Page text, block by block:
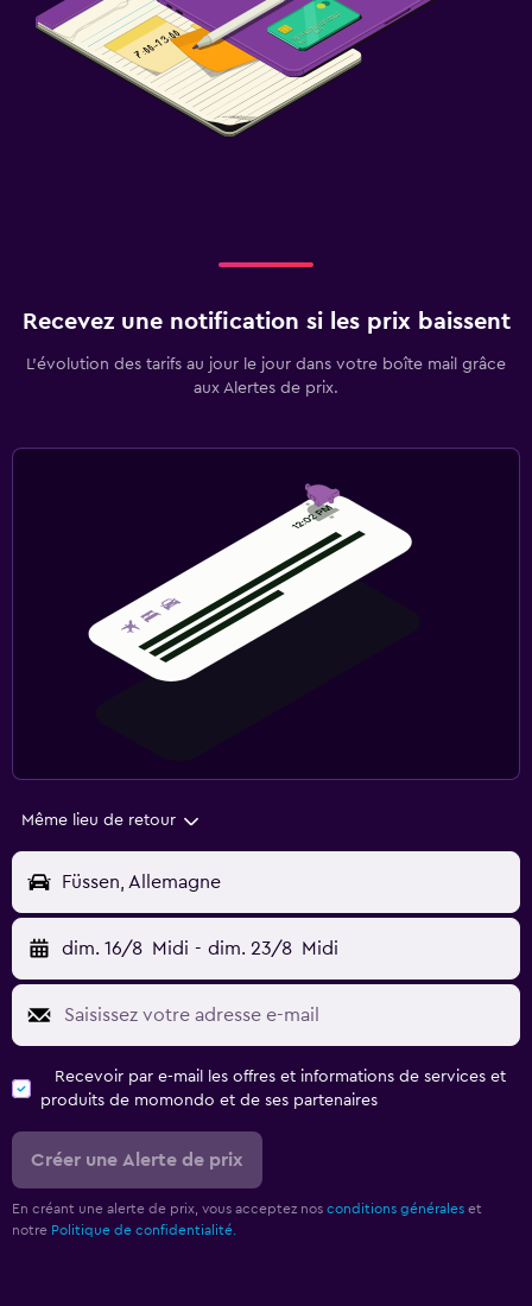
Recevez une notification si les prix baissent
L’évolution des tarifs au jour le jour dans votre boîte mail grâce
aux Alertes de prix.
Même lieu de retour
Füssen, Allemagne
dim. 16/8 Midi - dim. 23/8 Midi
Recevoir par e-mail les offres et informations de services et
produits de momondo et de ses partenaires
Créer une Alerte de prix
En créant une alerte de prix, vous acceptez nos conditions générales et
notre Politique de confidentialité.